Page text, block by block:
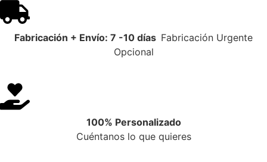
Fabricación + Envío: 7 -10 días Fabricación Urgente
Opcional
100% Personalizado
Cuéntanos lo que quieres